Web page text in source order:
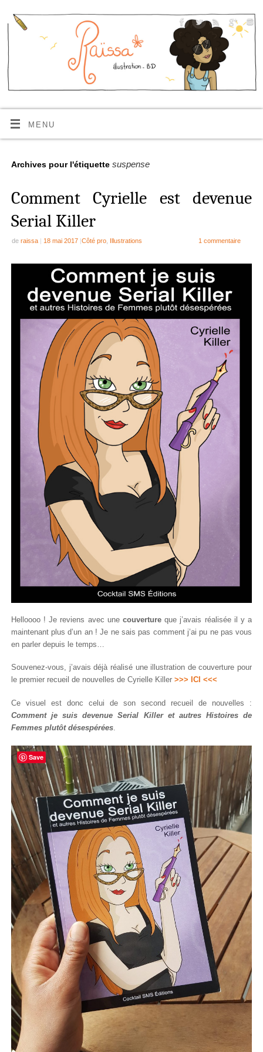
MENU
Archives pour l'étiquette suspense
Comment Cyrielle est devenue
Serial Killer
de raissa | 18 mai 2017 |Côté pro, Illustrations 1 commentaire
Helloooo ! Je reviens avec une couverture que j’avais réalisée il y a
maintenant plus d’un an ! Je ne sais pas comment j’ai pu ne pas vous
en parler depuis le temps…
Souvenez-vous, j’avais déjà réalisé une illustration de couverture pour
le premier recueil de nouvelles de Cyrielle Killer >>> ICI <<<
Ce visuel est donc celui de son second recueil de nouvelles :
Comment je suis devenue Serial Killer et autres Histoires de
Femmes plutôt désespérées.
Save